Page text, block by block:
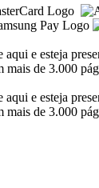
e esteja
mais de 3.000
e esteja
mais de 3.000